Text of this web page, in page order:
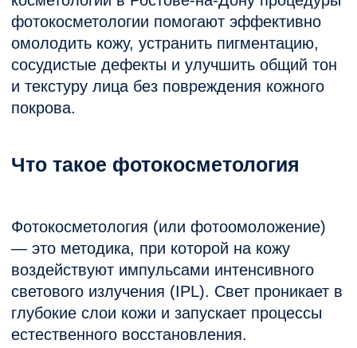
Фотокосметология (или фотоомоложение)
— это методика, при которой на кожу
воздействуют импульсами интенсивного
светового излучения (IPL). Свет проникает в
глубокие слои кожи и запускает процессы
коллагена и эластина, улучшается
Что такое фотокосметология
Процедура рекомендуется при:
пигментных пятнах и веснушках
куперозе и сосудистой сетке
тусклом, неровном цвете лица
фотостарении кожи
Показания к фотокосметологии